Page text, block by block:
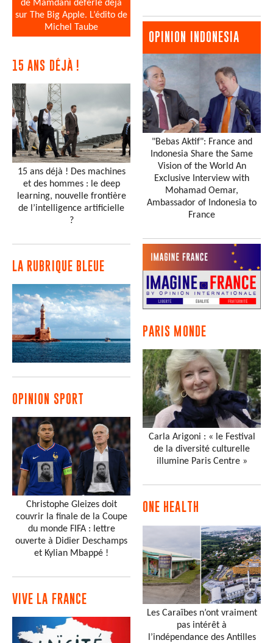
de Mamdani déferle déjà
sur The Big Apple. L’édito de
Michel Taube
15 ANS DÉJÀ !
15 ans déjà ! Des machines
et des hommes : le deep
learning, nouvelle frontière
de l’intelligence artificielle
?
LA RUBRIQUE BLEUE
OPINION SPORT
Christophe Gleizes doit
couvrir la finale de la Coupe
du monde FIFA : lettre
ouverte à Didier Deschamps
et Kylian Mbappé !
VIVE LA FRANCE
OPINION INDONESIA
"Bebas Aktif": France and
Indonesia Share the Same
Vision of the World An
Exclusive Interview with
Mohamad Oemar,
Ambassador of Indonesia to
France
PARIS MONDE
Carla Arigoni : « le Festival
de la diversité culturelle
illumine Paris Centre »
ONE HEALTH
Les Caraïbes n’ont vraiment
pas intérêt à
l’indépendance des Antilles